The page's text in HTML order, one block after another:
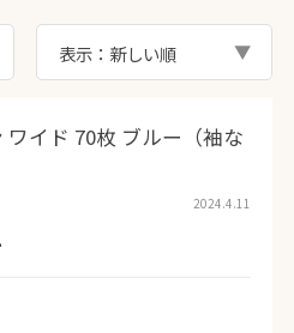
表示：新しい順
イド 70枚 ブルー（袖な
2024.4.11